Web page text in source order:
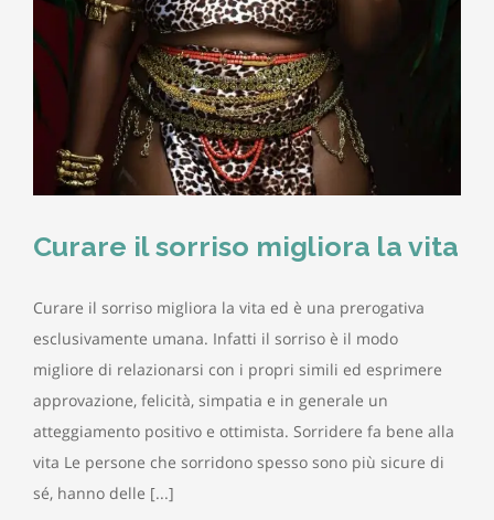
Curare il sorriso migliora la vita
Curare il sorriso migliora la vita ed è una prerogativa
esclusivamente umana. Infatti il sorriso è il modo
migliore di relazionarsi con i propri simili ed esprimere
approvazione, felicità, simpatia e in generale un
atteggiamento positivo e ottimista. Sorridere fa bene alla
vita Le persone che sorridono spesso sono più sicure di
sé, hanno delle [...]